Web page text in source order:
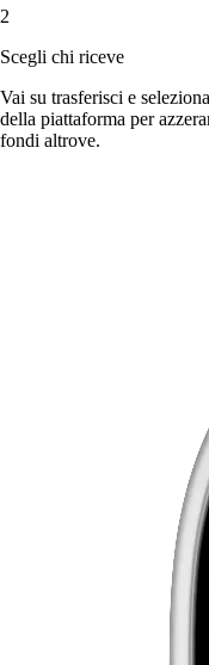
2
Scegli chi riceve
Vai su trasferisci e
della piattaforma per
fondi altrove.